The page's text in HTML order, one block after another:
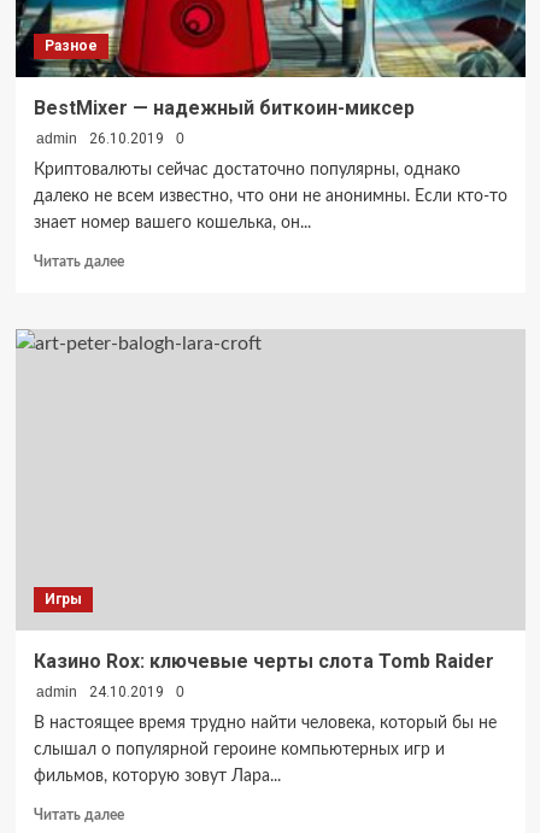
Разное
BestMixer — надежный биткоин-миксер
admin 26.10.2019
0
Криптовалюты сейчас достаточно популярны, однако
далеко не всем известно, что они не анонимны. Если кто-то
знает номер вашего кошелька, он...
Читать далееПрочитать
BestMixer
—
Игры
Казино Rox: ключевые черты слота Tomb Raider
admin 24.10.2019
0
В настоящее время трудно найти человека, который бы не
слышал о популярной героине компьютерных игр и
фильмов, которую зовут Лара...
Читать далееПрочитать